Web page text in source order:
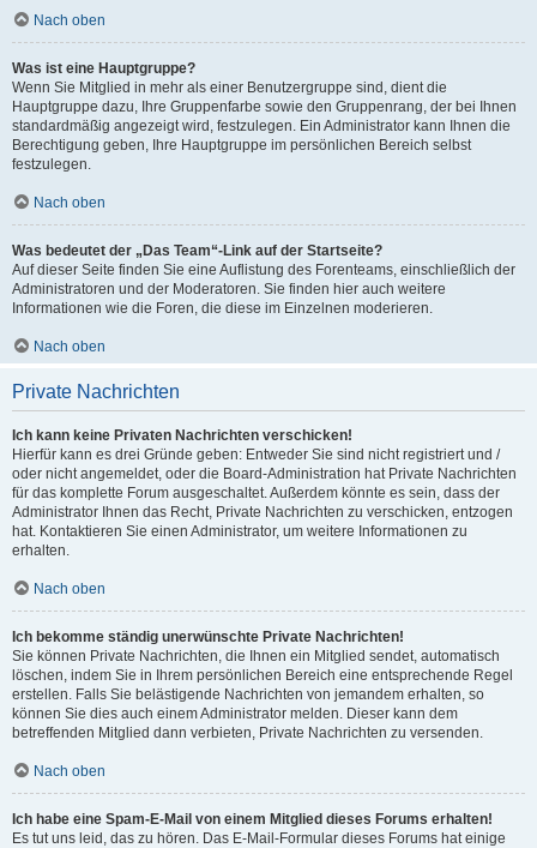
Nach oben
Was ist eine Hauptgruppe?
Wenn Sie Mitglied in mehr als einer Benutzergruppe sind, dient die
Hauptgruppe dazu, Ihre Gruppenfarbe sowie den Gruppenrang, der bei Ihnen
standardmäßig angezeigt wird, festzulegen. Ein Administrator kann Ihnen die
Berechtigung geben, Ihre Hauptgruppe im persönlichen Bereich selbst
festzulegen.
Nach oben
Was bedeutet der „Das Team“-Link auf der Startseite?
Auf dieser Seite finden Sie eine Auflistung des Forenteams, einschließlich der
Administratoren und der Moderatoren. Sie finden hier auch weitere
Informationen wie die Foren, die diese im Einzelnen moderieren.
Nach oben
Private Nachrichten
Ich kann keine Privaten Nachrichten verschicken!
Hierfür kann es drei Gründe geben: Entweder Sie sind nicht registriert und /
oder nicht angemeldet, oder die Board-Administration hat Private Nachrichten
für das komplette Forum ausgeschaltet. Außerdem könnte es sein, dass der
Administrator Ihnen das Recht, Private Nachrichten zu verschicken, entzogen
hat. Kontaktieren Sie einen Administrator, um weitere Informationen zu
erhalten.
Nach oben
Ich bekomme ständig unerwünschte Private Nachrichten!
Sie können Private Nachrichten, die Ihnen ein Mitglied sendet, automatisch
löschen, indem Sie in Ihrem persönlichen Bereich eine entsprechende Regel
erstellen. Falls Sie belästigende Nachrichten von jemandem erhalten, so
können Sie dies auch einem Administrator melden. Dieser kann dem
betreffenden Mitglied dann verbieten, Private Nachrichten zu versenden.
Nach oben
Ich habe eine Spam-E-Mail von einem Mitglied dieses Forums erhalten!
Es tut uns leid, das zu hören. Das E-Mail-Formular dieses Forums hat einige